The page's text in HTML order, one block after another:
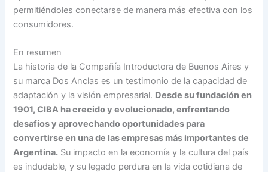
permitiéndoles conectarse de manera más efectiva con los
consumidores.
En resumen
La historia de la Compañía Introductora de Buenos Aires y
su marca Dos Anclas es un testimonio de la capacidad de
adaptación y la visión empresarial. Desde su fundación en
1901, CIBA ha crecido y evolucionado, enfrentando
desafíos y aprovechando oportunidades para
convertirse en una de las empresas más importantes de
Argentina. Su impacto en la economía y la cultura del país
es indudable, y su legado perdura en la vida cotidiana de